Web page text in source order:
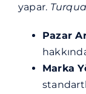
yapar.
Pazar
Marka